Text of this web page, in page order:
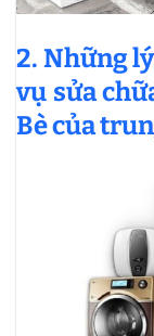
2. Những
vụ sửa
Bè của